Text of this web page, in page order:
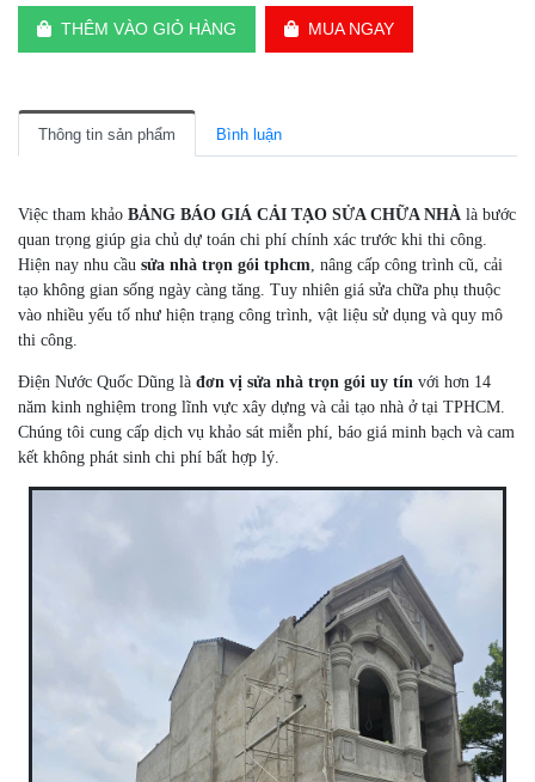
THÊM VÀO GIỎ HÀNG MUA NGAY
Thông tin sản phẩm Bình luận
Việc tham khảo BẢNG BÁO GIÁ CẢI TẠO SỬA CHỮA NHÀ là bước
quan trọng giúp gia chủ dự toán chi phí chính xác trước khi thi công.
Hiện nay nhu cầu sửa nhà trọn gói tphcm, nâng cấp công trình cũ, cải
tạo không gian sống ngày càng tăng. Tuy nhiên giá sửa chữa phụ thuộc
vào nhiều yếu tố như hiện trạng công trình, vật liệu sử dụng và quy mô
thi công.
Điện Nước Quốc Dũng là đơn vị sửa nhà trọn gói uy tín với hơn 14
năm kinh nghiệm trong lĩnh vực xây dựng và cải tạo nhà ở tại TPHCM.
Chúng tôi cung cấp dịch vụ khảo sát miễn phí, báo giá minh bạch và cam
kết không phát sinh chi phí bất hợp lý.